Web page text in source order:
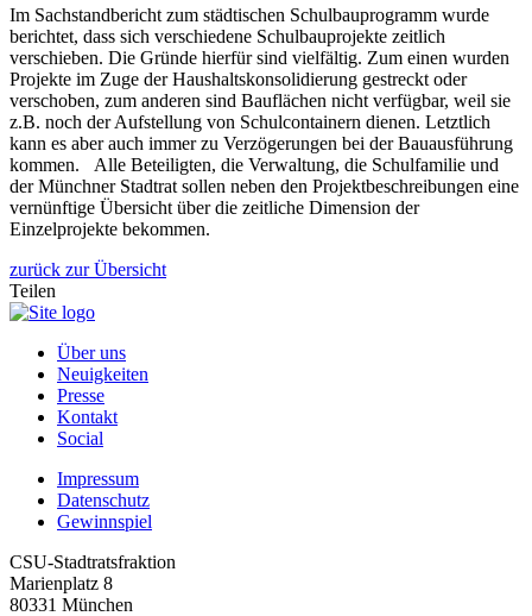
Im Sachstandbericht zum städtischen Schulbauprogramm wurde
berichtet, dass sich verschiedene Schulbauprojekte zeitlich
verschieben. Die Gründe hierfür sind vielfältig. Zum einen wurden
Projekte im Zuge der Haushaltskonsolidierung gestreckt oder
verschoben, zum anderen sind Bauflächen nicht verfügbar, weil sie
z.B. noch der Aufstellung von Schulcontainern dienen. Letztlich
kann es aber auch immer zu Verzögerungen bei der Bauausführung
kommen. Alle Beteiligten, die Verwaltung, die Schulfamilie und
der Münchner Stadtrat sollen neben den Projektbeschreibungen eine
vernünftige Übersicht über die zeitliche Dimension der
Einzelprojekte bekommen.
zurück zur Übersicht
Teilen
Über uns
Neuigkeiten
Presse
Kontakt
Social
Impressum
Datenschutz
Gewinnspiel
CSU-Stadtratsfraktion
Marienplatz 8
80331 München